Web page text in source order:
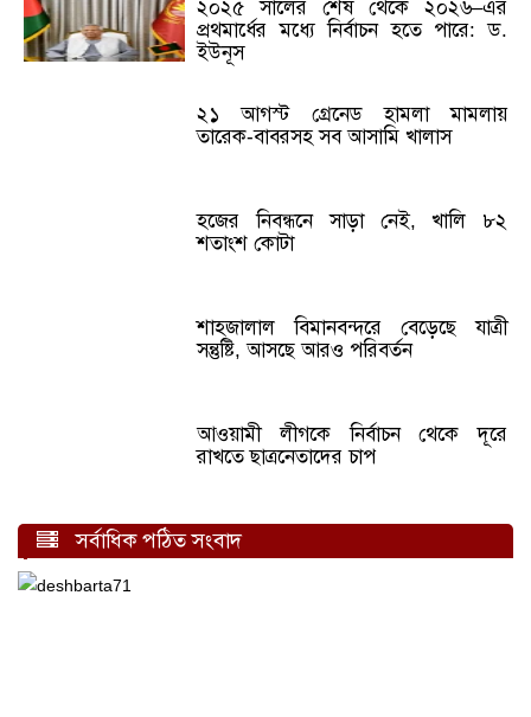
২০২৫ সালের শেষ থেকে ২০২৬–এর
প্রথমার্ধের মধ্যে নির্বাচন হতে পারে: ড.
ইউনূস
২১ আগস্ট গ্রেনেড হামলা মামলায়
তারেক-বাবরসহ সব আসামি খালাস
হজের নিবন্ধনে সাড়া নেই, খালি ৮২
শতাংশ কোটা
শাহজালাল বিমানবন্দরে বেড়েছে যাত্রী
সন্তুষ্টি, আসছে আরও পরিবর্তন
আওয়ামী লীগকে নির্বাচন থেকে দূরে
রাখতে ছাত্রনেতাদের চাপ
সর্বাধিক পঠিত সংবাদ